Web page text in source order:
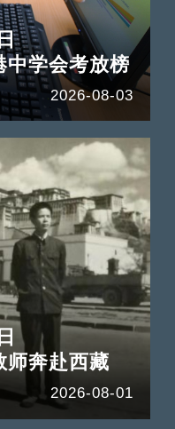
中学会考放榜
2026-08-03
师奔赴西藏
2026-08-01